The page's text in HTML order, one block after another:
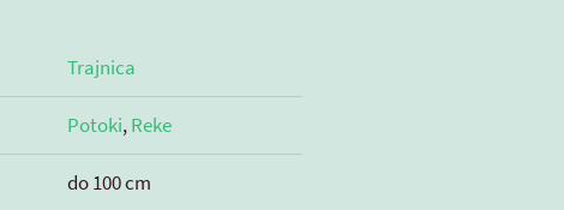
Trajnica
Potoki,Reke
do 100 cm